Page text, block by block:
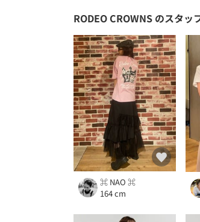
RODEO CROWNS のスタッ
⌘ NAO ⌘
164 cm